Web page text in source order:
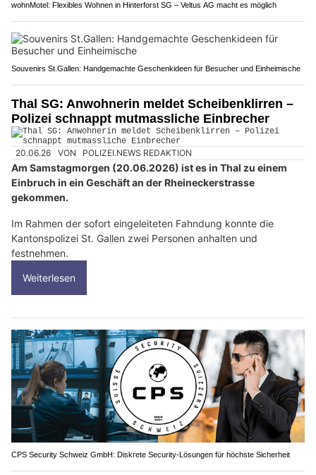
wohnMotel: Flexibles Wohnen in Hinterforst SG – Veltus AG macht es möglich
Souvenirs St.Gallen: Handgemachte Geschenkideen für Besucher und Einheimische
Thal SG: Anwohnerin meldet Scheibenklirren –
Polizei schnappt mutmassliche Einbrecher
20.06.26 VON POLIZEI.NEWS REDAKTION
Am Samstagmorgen (20.06.2026) ist es in Thal zu einem
Einbruch in ein Geschäft an der Rheineckerstrasse
gekommen.
Im Rahmen der sofort eingeleiteten Fahndung konnte die
Kantonspolizei St. Gallen zwei Personen anhalten und
festnehmen.
Weiterlesen
CPS Security Schweiz GmbH: Diskrete Security-Lösungen für höchste Sicherheit